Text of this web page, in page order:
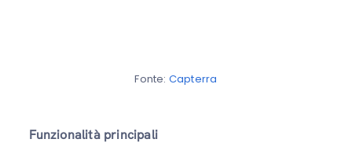
Fonte: Capterra
Funzionalità principali